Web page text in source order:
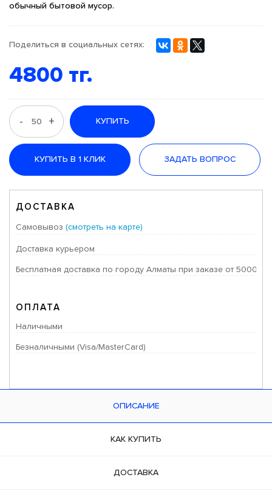
обычный бытовой мусор.
Поделиться в социальных сетях:
4800 тг.
- + КУПИТЬ
КУПИТЬ В 1 КЛИК ЗАДАТЬ ВОПРОС
ДОСТАВКА
Самовывоз (смотреть на карте)
Доставка курьером
Бесплатная доставка по городу Алматы при заказе от 50000
ОПЛАТА
Наличными
Безналичными (Visa/MasterCard)
ОПИСАНИЕ
КАК КУПИТЬ
ДОСТАВКА